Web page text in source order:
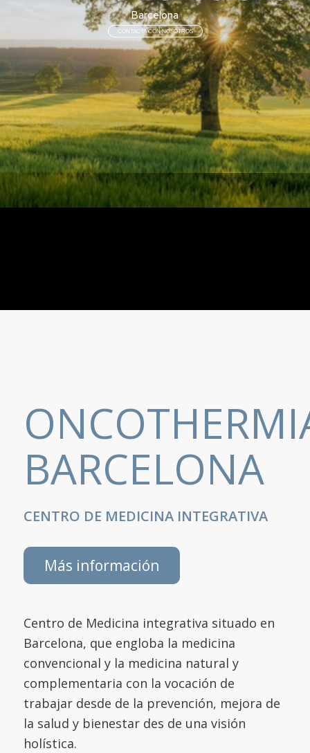
CONTACTA CON NOSOTROS
Barcelona
BARCELONA
CENTRO DE MEDICINA INTEGRATIVA
Más información
Centro de Medicina integrativa situado en
Barcelona, que engloba la medicina
convencional y la medicina natural y
complementaria con la vocación de
trabajar desde de la prevención, mejora de
la salud y bienestar des de una visión
holística.